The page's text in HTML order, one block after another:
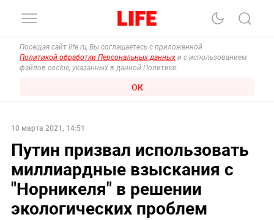
Посещая сайт life.ru, Вы соглашаетесь с приложенной
Политикой обработки Персональных данных и с использованием
файлов cookie, указанных в данной Политике.
ОК
10 марта 2021, 14:51
Путин призвал использовать
миллиардные взыскания с
"Норникеля" в решении
экологических проблем